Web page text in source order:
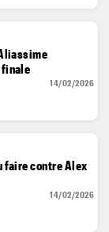
finale
14/02/2026
faire contre Alex
14/02/2026